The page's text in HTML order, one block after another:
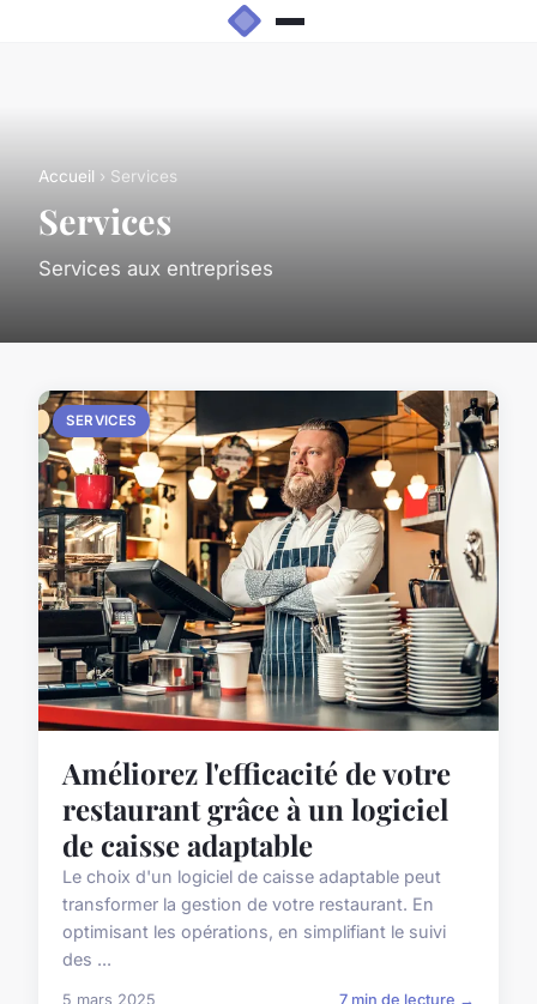
Accueil › Services
Services
Services aux entreprises
SERVICES
Améliorez l'efficacité de votre
restaurant grâce à un logiciel
de caisse adaptable
Le choix d'un logiciel de caisse adaptable peut
transformer la gestion de votre restaurant. En
optimisant les opérations, en simplifiant le suivi
des ...
5 mars 2025 7 min de lecture →